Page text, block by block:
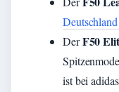
DerF50
ist bei